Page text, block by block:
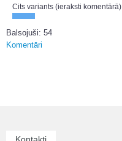
Cits variants (ieraksti komentārā)
Balsojuši: 54
Komentāri